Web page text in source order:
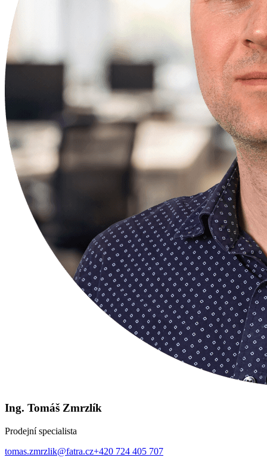
Ing. Tomáš Zmrzlík
Prodejní specialista
tomas.zmrzlik@fatra.cz+420 724 405 707